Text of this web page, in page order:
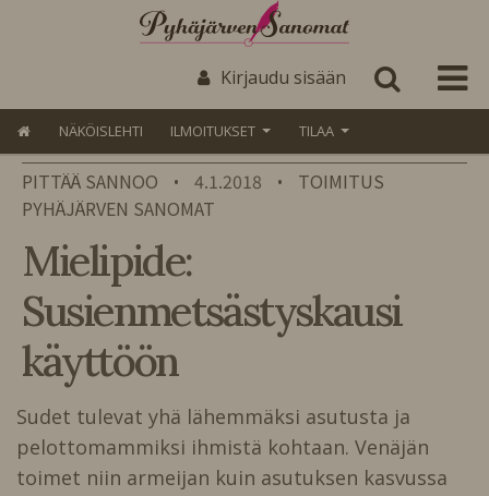
Kirjaudu sisään
NÄKÖISLEHTI ILMOITUKSET TILAA
PITTÄÄ SANNOO • 4.1.2018 •
TOIMITUS
PYHÄJÄRVEN SANOMAT
Mielipide:
Susienmetsästyskausi
käyttöön
Sudet tulevat yhä lähemmäksi asutusta ja
pelottomammiksi ihmistä kohtaan. Venäjän
toimet niin armeijan kuin asutuksen kasvussa